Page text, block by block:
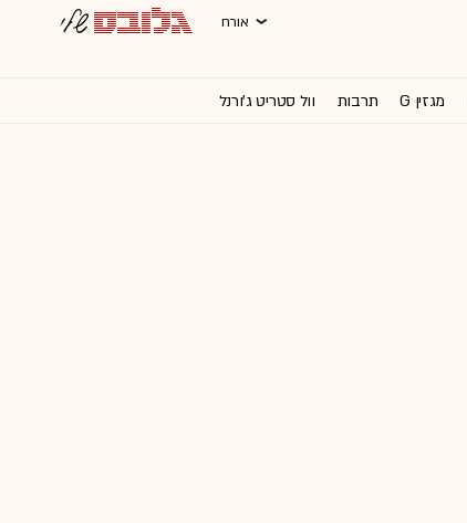
אורח
מגזין G תרבות וול סטריט ג'ורנל